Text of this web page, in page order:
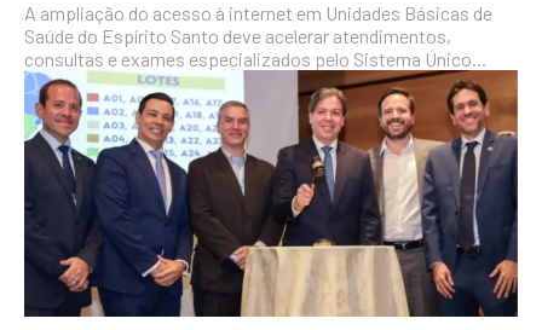
A ampliação do acesso à internet em Unidades Básicas de
Saúde do Espírito Santo deve acelerar atendimentos,
consultas e exames especializados pelo Sistema Único...